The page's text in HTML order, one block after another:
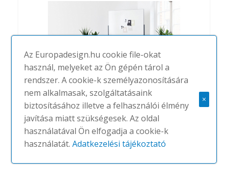
Draft
ABSTRACTA
Az Europadesign.hu cookie file-okat
használ, melyeket az Ön gépén tárol a
rendszer. A cookie-k személyazonosítására
nem alkalmasak, szolgáltatásaink
biztosításához illetve a felhasználói élmény
javítása miatt szükségesek. Az oldal
használatával Ön elfogadja a cookie-k
használatát.Adatkezelési tájékoztató
×